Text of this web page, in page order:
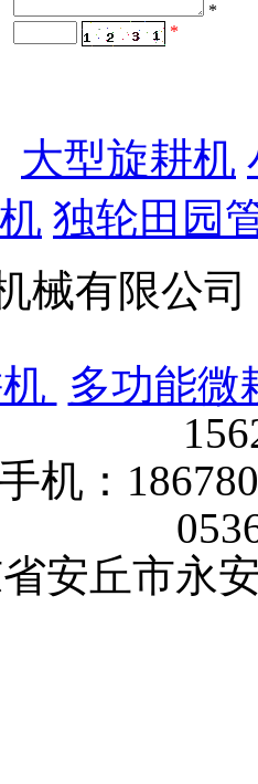
*
*
大型旋耕机
独轮田园
械有限
多功能微
机：
安丘市永